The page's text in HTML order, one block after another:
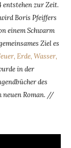
entstehen zur Zeit.
Boris Pfeiffers
einem Schwarm
Ziel es
Erde, Wasser,
in der
des
neuen Roman. //